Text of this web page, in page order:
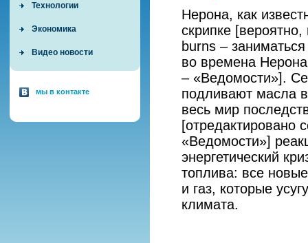
Технологии
Экономика
Видео новости
мы в контакте
Нерона, как
скрипке
burns –
во времена
– «Ведомости»].
подливают масла
весь мир
[отредактировано
«Ведомости»]
энергетический
топлива: все
и газ, которые
климата.